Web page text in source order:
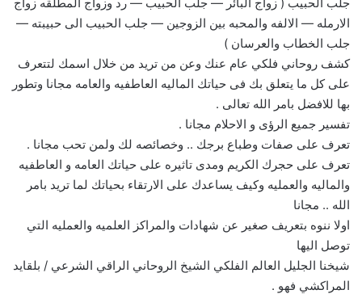
الارمله — الالفه والمحبه بين الزوجين — جلب الحبيب الى حبيبته —
جلب الخطاب والعرسان )
كشف روحاني فلكي عام عنك وعن من تريد من خلال اسمك لتتعرف
على كل ما يتعلق بك فى حياتك الماليه العاطفيه والعامه مجانا وتطور
بها للافضل بامر الله تعالى .
تفسير جميع الرؤى و الاحلام مجانا .
تعرف على صفات وطباع برجك .. وخصائصه لك ولمن تحب مجانا .
تعرف على حجرك الكريم ومدى تاثيره على حياتك العامه و العاطفيه
والماليه والعمليه وكيف يساعدك على الارتقاء بحياتك لما تريد بامر
الله .. مجانا
اولا ننوه بتعريف صغير عن شهادات والمراكز العلميه والعمليه التي
توصل اليها
شيخنا الجليل العالم الفلكي الشيخ الروحاني الراقي الشرعي / بلقايد
المراكشي فهو .